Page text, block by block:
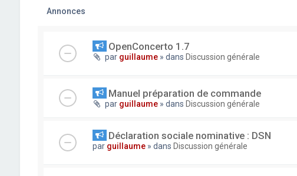
Annonces
OpenConcerto 1.7
par guillaume » dans Discussion générale
Manuel préparation de commande
par guillaume » dans Discussion générale
Déclaration sociale nominative : DSN
par guillaume » dans Discussion générale